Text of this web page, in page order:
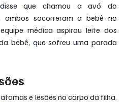
que chamou a avó do
socorreram a bebê no
médica aspirou leite dos
bebê, que sofreu uma parada
e lesões no corpo da filha,